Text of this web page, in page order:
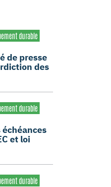
durable
de presse
des
durable
et loi
durable